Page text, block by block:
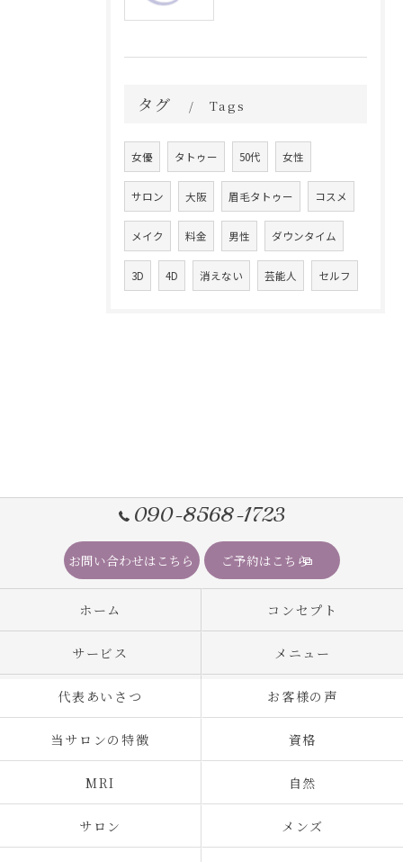
タグ Tags
女優 タトゥー 50代 女性
サロン 大阪 眉毛タトゥー コスメ
メイク 料金 男性 ダウンタイム
3D 4D 消えない 芸能人 セルフ
090-8568-1723
お問い合わせはこちら ご予約はこちら
ホーム コンセプト
サービス メニュー
代表あいさつ お客様の声
当サロンの特徴 資格
MRI 自然
サロン メンズ